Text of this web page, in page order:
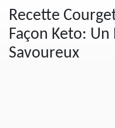
Recette
Façon Keto: Un
Savoureux